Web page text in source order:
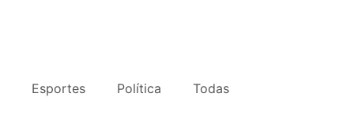
Esportes Política Todas